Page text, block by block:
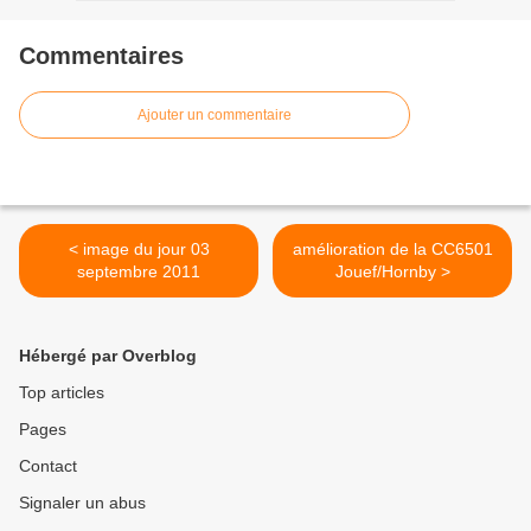
Commentaires
Ajouter un commentaire
< image du jour 03
septembre 2011
amélioration de la CC6501
Jouef/Hornby >
Hébergé par Overblog
Top articles
Pages
Contact
Signaler un abus